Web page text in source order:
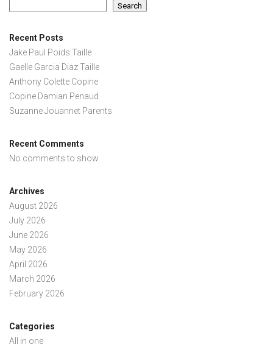
Search
Recent Posts
Jake Paul Poids Taille
Gaelle Garcia Diaz Taille
Anthony Colette Copine
Copine Damian Penaud
Suzanne Jouannet Parents
Recent Comments
No comments to show.
Archives
August 2026
July 2026
June 2026
May 2026
April 2026
March 2026
February 2026
Categories
All in one